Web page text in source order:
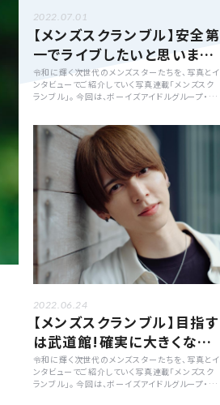
2022.07.01
【メンズスクランブル】安全第
一でライブしたいと思います
「宮月優斗」
令和に輝く次世代のメンズスターたちを、写真とイ
ンタビューでご紹介していく写真連載「メンズスク
ランブル」。 今回は、ボーイズアイドルグループ・AX
廻るツアー「Booze Beat 2022」への意気込みに
ついて訊きました。
2022.06.24
【メンズスクランブル】目指す
は武道館!確実に大きくなっ
ていきたい「丸橋拓海」
令和に輝く次世代のメンズスターたちを、写真とイ
ンタビューでご紹介していく写真連載「メンズスク
ランブル」。 今回は、ボーイズアイドルグループ・AX